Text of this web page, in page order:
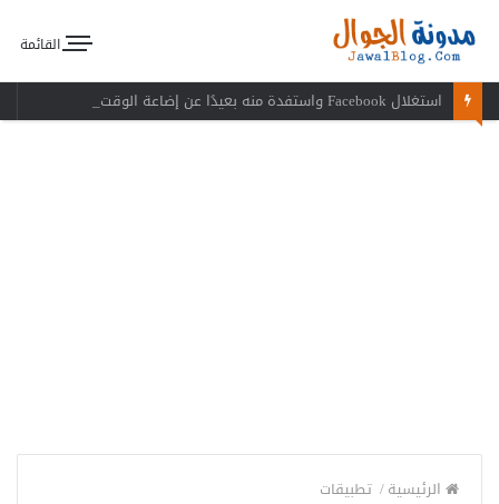
القائمة
استغلال Facebook واستفدة منه بعيدًا عن إضاعة الوقت
الرئيسية/ تطبيقات